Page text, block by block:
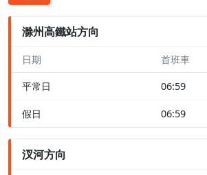
滁州高鐵站方向
日期 首班車
平常日 06:59
假日 06:59
汊河方向